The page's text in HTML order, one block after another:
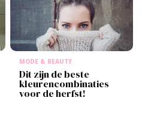
MODE & BEAUTY
Dit zijn de beste
kleurencombinaties
voor de herfst!